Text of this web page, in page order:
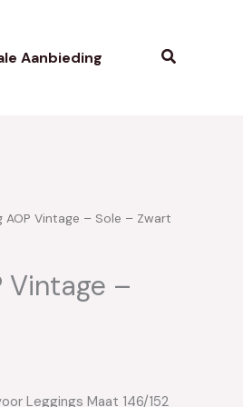
Aanbieding Zoeken
AOP Vintage – Sole – Zwart
Vintage –
Leggings Maat 146/152